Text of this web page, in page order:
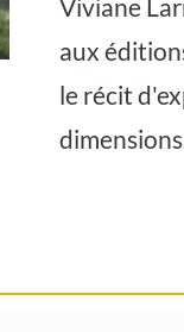
Viviane
aux
le récit